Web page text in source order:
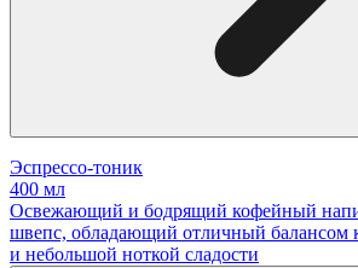
Эспрессо-тоник
400 мл
Освежающий и бодрящий кофейный
швепс, обладающий отличный балансом
и небольшой ноткой сладости